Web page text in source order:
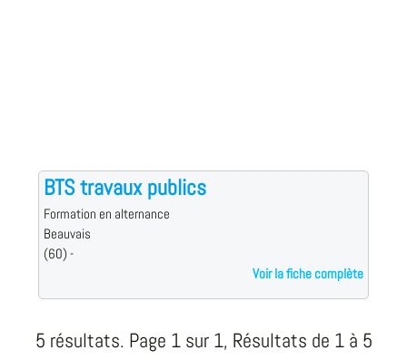
BTS travaux publics
Formation en alternance
Beauvais
(60) -
Voir la fiche complète
5 résultats. Page 1 sur 1, Résultats de 1 à 5